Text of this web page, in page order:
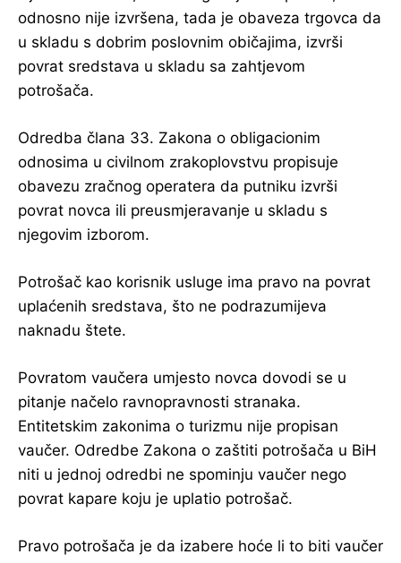
odnosno nije izvršena, tada je obaveza trgovca da
u skladu s dobrim poslovnim običajima, izvrši
povrat sredstava u skladu sa zahtjevom
potrošača.
Odredba člana 33. Zakona o obligacionim
odnosima u civilnom zrakoplovstvu propisuje
obavezu zračnog operatera da putniku izvrši
povrat novca ili preusmjeravanje u skladu s
njegovim izborom.
Potrošač kao korisnik usluge ima pravo na povrat
uplaćenih sredstava, što ne podrazumijeva
naknadu štete.
Povratom vaučera umjesto novca dovodi se u
pitanje načelo ravnopravnosti stranaka.
Entitetskim zakonima o turizmu nije propisan
vaučer. Odredbe Zakona o zaštiti potrošača u BiH
niti u jednoj odredbi ne spominju vaučer nego
povrat kapare koju je uplatio potrošač.
Pravo potrošača je da izabere hoće li to biti vaučer